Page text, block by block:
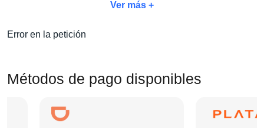
único y aprovecha
harán de tu estancia algo inolvidable:traslados, tours,
desayunos y mucho más
Elige tu categoría de boleto favorita, selecciona el hotel que
Ver más +
Error en la petición
Métodos de pago disponibles